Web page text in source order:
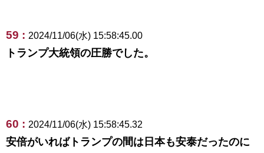
59 : 2024/11/06(水) 15:58:45.00
トランプ大統領の圧勝でした。
60 : 2024/11/06(水) 15:58:45.32
安倍がいればトランプの間は日本も安泰だったのに